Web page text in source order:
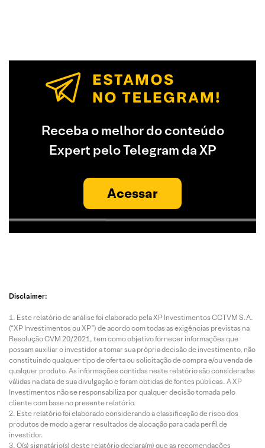
Receba o melhor do conteúdo
Expert pelo Telegram da XP
Acessar
Disclaimer:
Este relatório de análise foi elaborado pela XP Investimentos CCTVM S.A.
(“XP Investimentos ou XP”) de acordo com todas as exigências previstas na
Resolução CVM 20/2021, tem como objetivo fornecer informações que
possam auxiliar o investidor a tomar sua própria decisão de investimento, não
constituindo qualquer tipo de oferta ou solicitação de compra e/ou venda de
qualquer produto. As informações contidas neste relatório são consideradas
válidas na data de sua divulgação e foram obtidas de fontes públicas. A XP
Investimentos não se responsabiliza por qualquer decisão tomada pelo
cliente com base no presente relatório.
Este relatório foi elaborado considerando a classificação de risco dos
produtos de modo a gerar resultados de alocação para cada perfil de
investidor.
O(s) signatário(s) deste relatório declara(m) que as recomendações